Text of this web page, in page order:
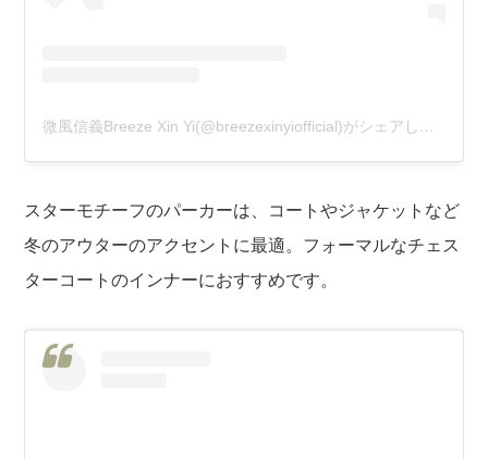
微風信義Breeze Xin Yi(@breezexinyiofficial)がシェアした投稿
スターモチーフのパーカーは、コートやジャケットなど
冬のアウターのアクセントに最適。フォーマルなチェス
ターコートのインナーにおすすめです。